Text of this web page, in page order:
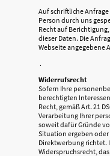
Auf schriftliche
Person durch uns
Recht auf
dieser Daten. Die
Webseite angegebene
.
Widerrufsrecht
Sofern Ihre
berechtigten
Recht, gemäß Art. 21
Verarbeitung Ihrer
soweit dafür Gründe
Situation ergeben oder
Direktwerbung richtet.
Widerspruchsrecht,